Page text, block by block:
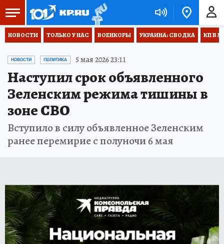
НОВОСТИ ТОЛЬКО У НАС ВОЕНКОРЫ УКРАИНА: СВОДКА КП В
НОВОСТИ ПОЛИТИКА 5 мая 2026 23:11
Наступил срок объявленного
Зеленским режима тишины в
зоне СВО
Вступило в силу объявленное Зеленским
ранее перемирие с полуночи 6 мая